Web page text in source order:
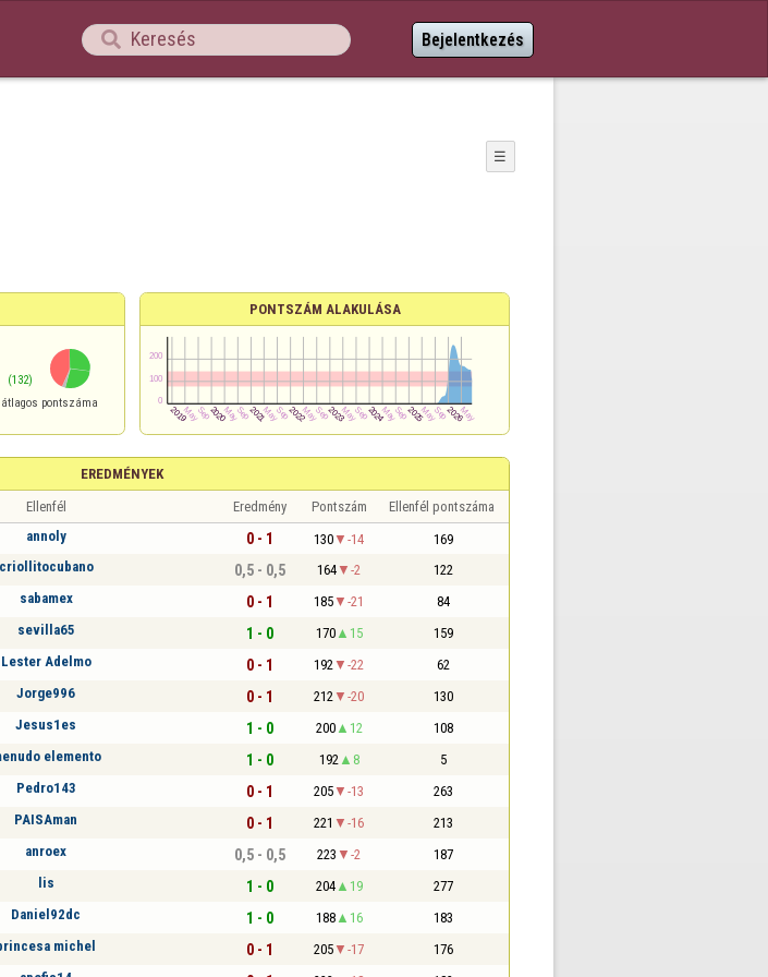
 Bejelentkezés
☰
(132)
pontszáma
PONTSZÁM ALAKULÁSA
EREDMÉNYEK
Ellenfél Eredmény Pontszám Ellenfél pontszáma
annoly 0 - 1 130 -14 169
criollitocubano 0,5 - 0,5 164 -2 122
sabamex 0 - 1 185 -21 84
sevilla65 1 - 0 170 15 159
Lester Adelmo 0 - 1 192 -22 62
Jorge996 0 - 1 212 -20 130
Jesus1es 1 - 0 200 12 108
elemento 1 - 0 192 8 5
Pedro143 0 - 1 205 -13 263
PAISAman 0 - 1 221 -16 213
anroex 0,5 - 0,5 223 -2 187
lis 1 - 0 204 19 277
Daniel92dc 1 - 0 188 16 183
michel 0 - 1 205 -17 176